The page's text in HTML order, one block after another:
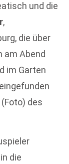
und die
,
die über
am Abend
im Garten
des
die